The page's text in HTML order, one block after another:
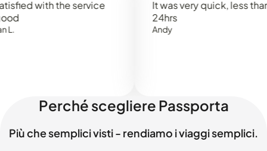
with the service
It was very quick, less than
Perché scegliere Passporta
Più che semplici visti - rendiamo i viaggi semplici.